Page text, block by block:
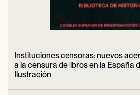
Instituciones censoras: nuevos
a la censura de libros en la España
Ilustración